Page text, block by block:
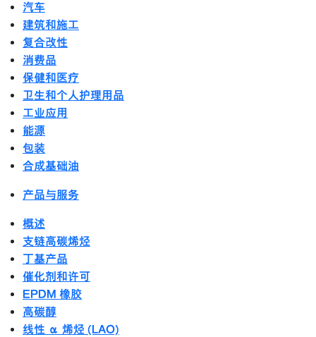
汽车
建筑和施工
复合改性
消费品
保健和医疗
卫生和个人护理用品
工业应用
能源
包装
合成基础油
产品与服务
概述
支链高碳烯烃
丁基产品
催化剂和许可
EPDM 橡胶
高碳醇
线性 α 烯烃 (LAO)